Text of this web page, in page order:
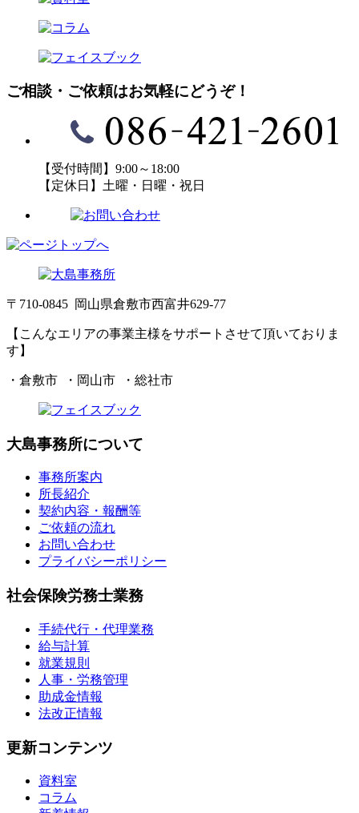
ご相談・ご依頼はお気軽にどうぞ！
【受付時間】9:00～18:00
【定休日】土曜・日曜・祝日
〒710-0845 岡山県倉敷市西富井629-77
【こんなエリアの事業主様をサポートさせて頂いておりま
す】
・倉敷市 ・岡山市 ・総社市
大島事務所について
事務所案内
所長紹介
契約内容・報酬等
ご依頼の流れ
お問い合わせ
プライバシーポリシー
社会保険労務士業務
手続代行・代理業務
給与計算
就業規則
人事・労務管理
助成金情報
法改正情報
更新コンテンツ
資料室
コラム